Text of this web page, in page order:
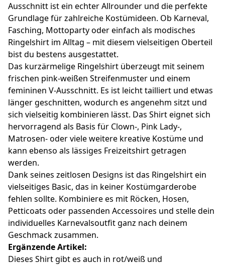
Ausschnitt ist ein echter Allrounder und die perfekte
Grundlage für zahlreiche Kostümideen. Ob Karneval,
Fasching, Mottoparty oder einfach als modisches
Ringelshirt im Alltag – mit diesem vielseitigen Oberteil
bist du bestens ausgestattet.
Das kurzärmelige Ringelshirt überzeugt mit seinem
frischen pink-weißen Streifenmuster und einem
femininen V-Ausschnitt. Es ist leicht tailliert und etwas
länger geschnitten, wodurch es angenehm sitzt und
sich vielseitig kombinieren lässt. Das Shirt eignet sich
hervorragend als Basis für Clown-, Pink Lady-,
Matrosen- oder viele weitere kreative Kostüme und
kann ebenso als lässiges Freizeitshirt getragen
werden.
Dank seines zeitlosen Designs ist das Ringelshirt ein
vielseitiges Basic, das in keiner Kostümgarderobe
fehlen sollte. Kombiniere es mit Röcken, Hosen,
Petticoats oder passenden Accessoires und stelle dein
individuelles Karnevalsoutfit ganz nach deinem
Geschmack zusammen.
Ergänzende Artikel:
Dieses Shirt gibt es auch in rot/weiß und